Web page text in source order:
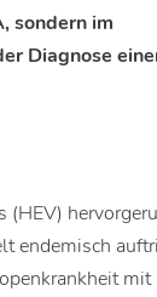
sondern im
Diagnose
(HEV)
endemisch
mit